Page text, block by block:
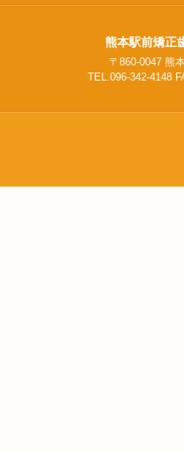
熊本駅前矯正
〒860-0047 熊
TEL.096-342-4148